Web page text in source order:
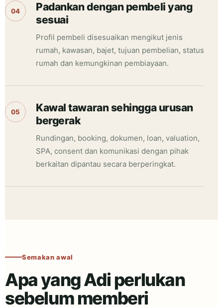
04
Padankan dengan pembeli yang
sesuai
Profil pembeli disesuaikan mengikut jenis
rumah, kawasan, bajet, tujuan pembelian, status
rumah dan kemungkinan pembiayaan.
05
Kawal tawaran sehingga urusan
bergerak
Rundingan, booking, dokumen, loan, valuation,
SPA, consent dan komunikasi dengan pihak
berkaitan dipantau secara berperingkat.
Semakan awal
Apa yang Adi perlukan
sebelum memberi